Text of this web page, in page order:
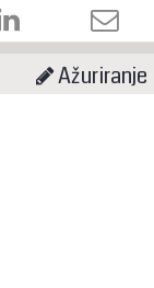
Ažuriranje